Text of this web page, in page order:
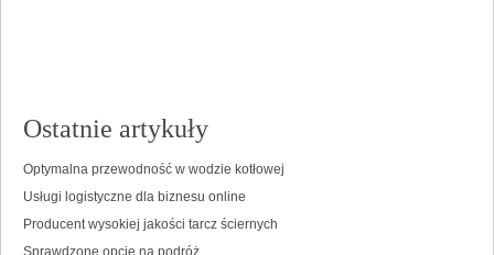
Ostatnie artykuły
Optymalna przewodność w wodzie kotłowej
Usługi logistyczne dla biznesu online
Producent wysokiej jakości tarcz ściernych
Sprawdzone opcje na podróż